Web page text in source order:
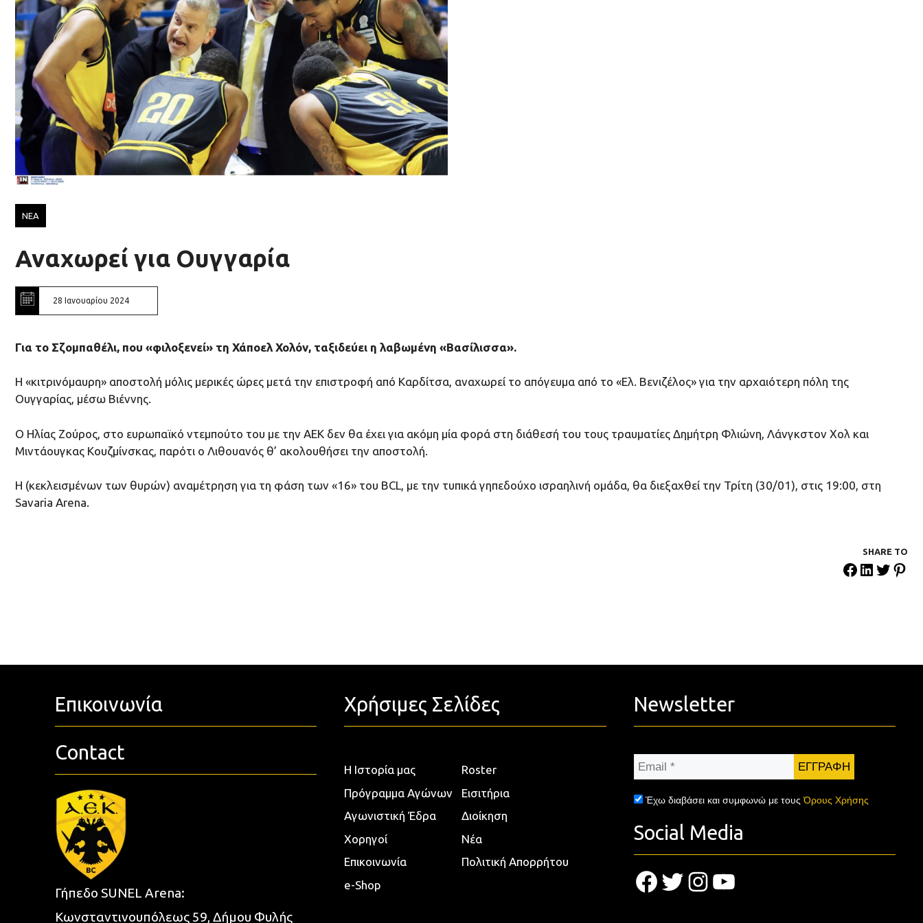
ΝΕΑ
Αναχωρεί για Ουγγαρία
28 Ιανουαρίου 2024
Για το Σζομπαθέλι, που «φιλοξενεί» τη Χάποελ Χολόν, ταξιδεύει η λαβωμένη «Βασίλισσα».
Η «κιτρινόμαυρη» αποστολή μόλις μερικές ώρες μετά την επιστροφή από Καρδίτσα, αναχωρεί το απόγευμα από το «Ελ. Βενιζέλος» για την αρχαιότερη πόλη της
Ουγγαρίας, μέσω Βιέννης.
Ο Ηλίας Ζούρος, στο ευρωπαϊκό ντεμπούτο του με την ΑΕΚ δεν θα έχει για ακόμη μία φορά στη διάθεσή του τους τραυματίες Δημήτρη Φλιώνη, Λάνγκστον Χολ και
Μιντάουγκας Κουζμίνσκας, παρότι ο Λιθουανός θ’ ακολουθήσει την αποστολή.
Η (κεκλεισμένων των θυρών) αναμέτρηση για τη φάση των «16» του BCL, με την τυπικά γηπεδούχο ισραηλινή ομάδα, θα διεξαχθεί την Τρίτη (30/01), στις 19:00, στη
Savaria Arena.
SHARE ΤΟ
Επικοινωνία
Contact
Γήπεδο SUNEL Arena:
Κωνσταντινουπόλεως 59, Δήμου Φυλής
Χρήσιμες Σελίδες
Η Ιστορία μας
Roster
Πρόγραμμα Αγώνων
Εισιτήρια
Αγωνιστική Έδρα
Διοίκηση
Χορηγοί
Νέα
Επικοινωνία
Πολιτική Απορρήτου
e-Shop
Newsletter
Email
Έχω διαβάσει και συμφωνώ με τουςΌρους Χρήσης
Social Media
Facebook
TwitterInstagram
YouTube